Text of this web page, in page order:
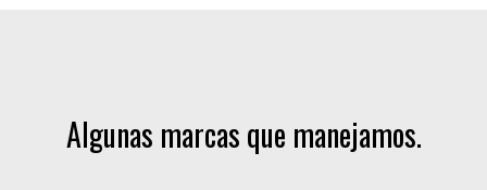
Algunas marcas que manejamos.